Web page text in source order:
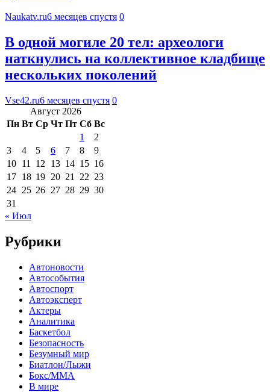
Naukatv.ru6 месяцев спустя 0
В одной могиле 20 тел: археологи
наткнулись на коллективное кладбище
нескольких поколений
Vse42.ru6 месяцев спустя 0
Август 2026
Пн Вт Ср Чт Пт Сб Вс
1
2
3
4 5 6 7 8
9
10 11 12 13 14 15 16
17 18 19 20 21 22 23
24 25 26 27 28 29 30
31
« Июл
Рубрики
Автоновости
Автособытия
Автоспорт
Автоэксперт
Актеры
Аналитика
Баскетбол
Безопасность
Безумный мир
Биатлон/Лыжи
Бокс/MMA
В мире